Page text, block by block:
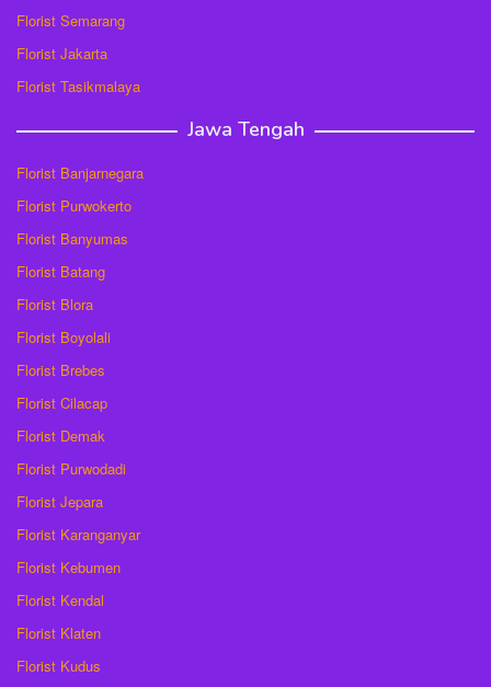
Florist Semarang
Florist Jakarta
Florist Tasikmalaya
Jawa Tengah
Florist Banjarnegara
Florist Purwokerto
Florist Banyumas
Florist Batang
Florist Blora
Florist Boyolali
Florist Brebes
Florist Cilacap
Florist Demak
Florist Purwodadi
Florist Jepara
Florist Karanganyar
Florist Kebumen
Florist Kendal
Florist Klaten
Florist Kudus